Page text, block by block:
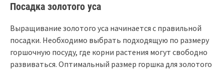
Посадка золотого уса
Выращивание золотого уса начинается с правильной
посадки. Необходимо выбрать подходящую по размеру
горшочную посуду, где корни растения могут свободно
развиваться. Оптимальный размер горшка для золотого